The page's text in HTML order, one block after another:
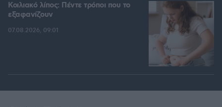
Κοιλιακό λίπος: Πέντε τρόποι που το
εξαφανίζουν
07.08.2026, 09:01